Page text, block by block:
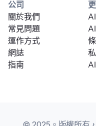
公司
關於我們
常見問題
運作方式
網誌
指南